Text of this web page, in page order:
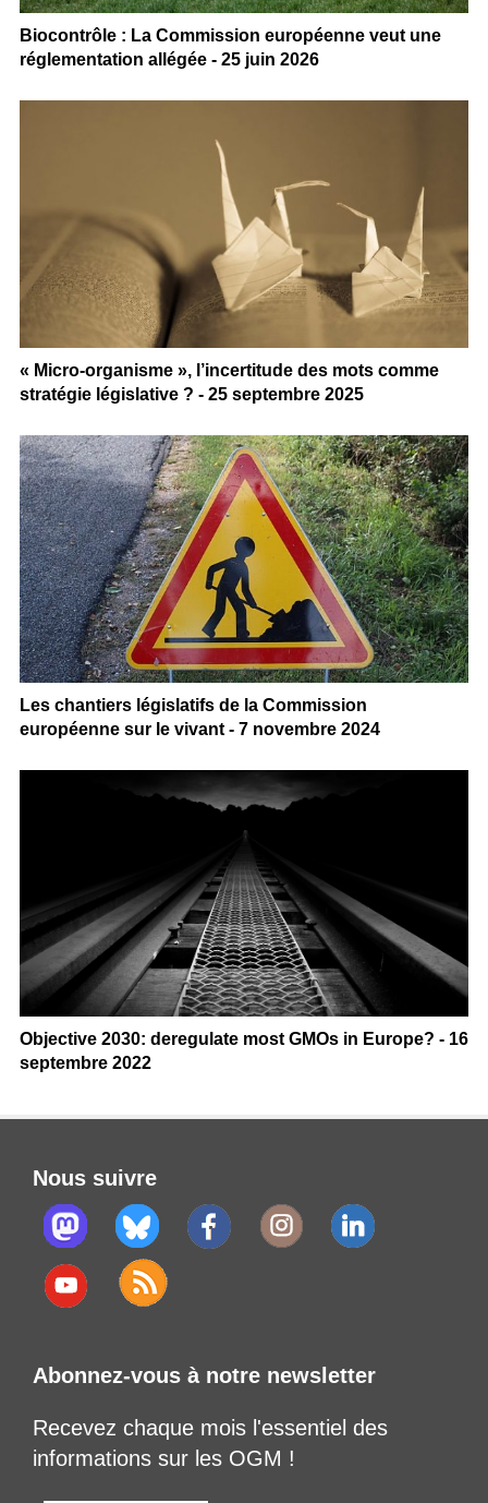
Biocontrôle : La Commission européenne veut une
réglementation allégée - 25 juin 2026
« Micro-organisme », l’incertitude des mots comme
stratégie législative ? - 25 septembre 2025
Les chantiers législatifs de la Commission
européenne sur le vivant - 7 novembre 2024
Objective 2030: deregulate most GMOs in Europe? - 16
septembre 2022
Nous suivre
Abonnez-vous à notre newsletter
Recevez chaque mois l'essentiel des
informations sur les OGM !